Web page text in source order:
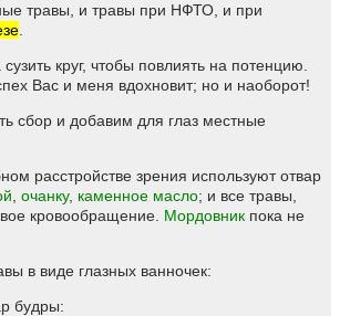
травы, и травы при НФТО, и при
круг, чтобы повлиять на потенцию.
Вас и меня вдохновит; но и наоборот!
сбор и добавим для глаз местные
расстройстве зрения используют отвар
очанку, каменное масло; и все травы,
кровообращение. Мордовник пока не
в виде глазных ванночек:
будры: